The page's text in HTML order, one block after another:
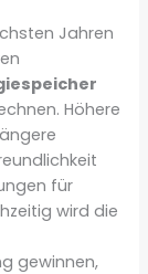
Jahren
Höhere
für
wird die
gewinnen,